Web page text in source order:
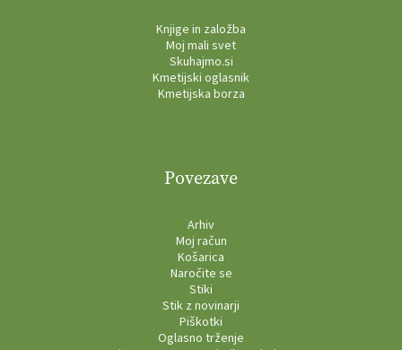
Knjige in založba
Moj mali svet
Skuhajmo.si
Kmetijski oglasnik
Kmetijska borza
Povezave
Arhiv
Moj račun
Košarica
Naročite se
Stiki
Stik z novinarji
Piškotki
Oglasno trženje